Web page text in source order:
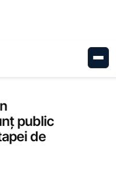
public
de